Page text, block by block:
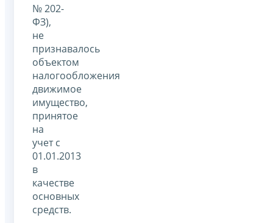
№ 202-
ФЗ),
не
признавалось
объектом
налогообложения
движимое
имущество,
принятое
на
учет с
01.01.2013
в
качестве
основных
средств.